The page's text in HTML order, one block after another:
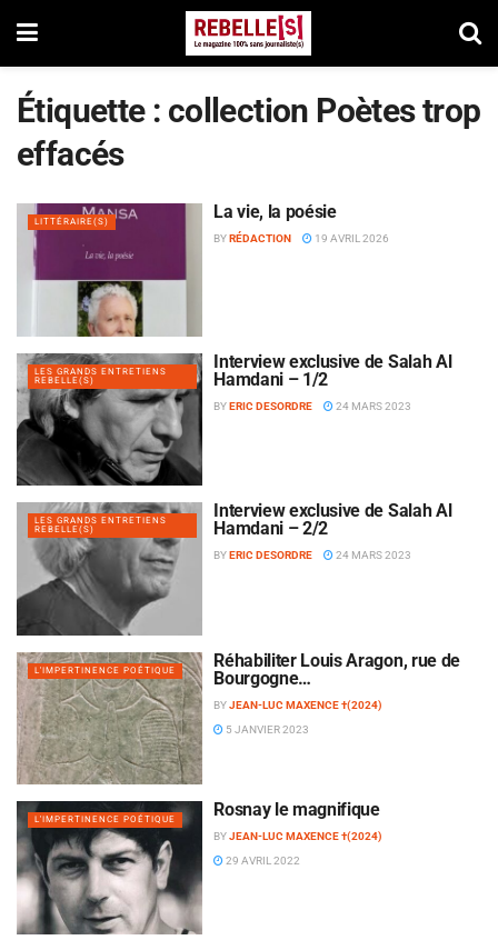
Étiquette : collection Poètes trop
effacés
LITTÉRAIRE(S) La vie, la poésie
BYRÉDACTION 19 AVRIL 2026
LES GRANDS ENTRETIENS
REBELLE(S)
Interview exclusive de Salah Al
Hamdani – 1/2
BYERIC DESORDRE 24 MARS 2023
LES GRANDS ENTRETIENS
REBELLE(S)
Interview exclusive de Salah Al
Hamdani – 2/2
BYERIC DESORDRE 24 MARS 2023
L'IMPERTINENCE POÉTIQUE
Réhabiliter Louis Aragon, rue de
Bourgogne…
BYJEAN-LUC MAXENCE †(2024)
5 JANVIER 2023
L'IMPERTINENCE POÉTIQUE Rosnay le magnifique
BYJEAN-LUC MAXENCE †(2024)
29 AVRIL 2022